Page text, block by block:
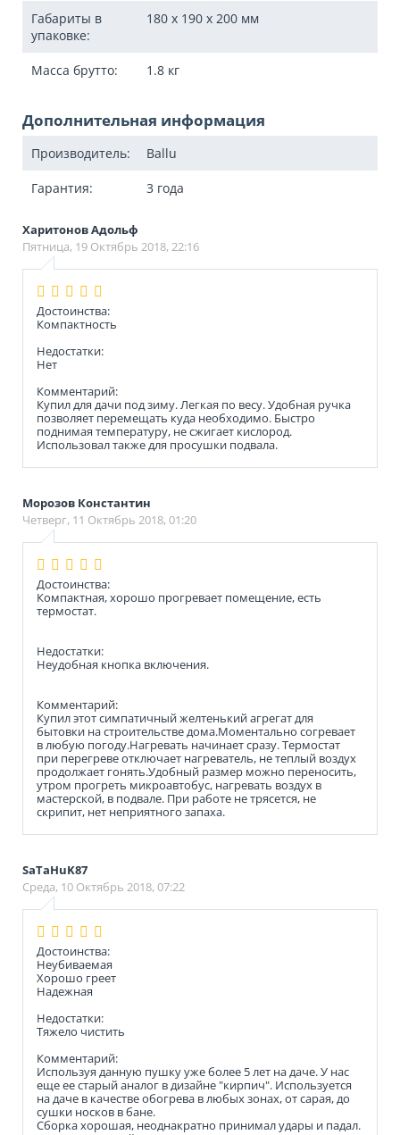
Габариты в
упаковке:
180 x 190 x 200 мм
Масса брутто: 1.8 кг
Дополнительная информация
Производитель: Ballu
Гарантия: 3 года
Харитонов Адольф
Пятница, 19 Октябрь 2018, 22:16
Достоинства:
Компактность
Недостатки:
Нет
Комментарий:
Купил для дачи под зиму. Легкая по весу. Удобная ручка
позволяет перемещать куда необходимо. Быстро
поднимая температуру, не сжигает кислород.
Использовал также для просушки подвала.
Морозов Константин
Четверг, 11 Октябрь 2018, 01:20
Достоинства:
Компактная, хорошо прогревает помещение, есть
термостат.
Недостатки:
Неудобная кнопка включения.
Комментарий:
Купил этот симпатичный желтенький агрегат для
бытовки на строительстве дома.Моментально согревает
в любую погоду.Нагревать начинает сразу. Термостат
при перегреве отключает нагреватель, не теплый воздух
продолжает гонять.Удобный размер можно переносить,
утром прогреть микроавтобус, нагревать воздух в
мастерской, в подвале. При работе не трясется, не
скрипит, нет неприятного запаха.
SaTaHuK87
Среда, 10 Октябрь 2018, 07:22
Достоинства:
Неубиваемая
Хорошо греет
Надежная
Недостатки:
Тяжело чистить
Комментарий:
Используя данную пушку уже более 5 лет на даче. У нас
еще ее старый аналог в дизайне "кирпич". Используется
на даче в качестве обогрева в любых зонах, от сарая, до
сушки носков в бане.
Сборка хорошая, неоднакратно принимал удары и падал.